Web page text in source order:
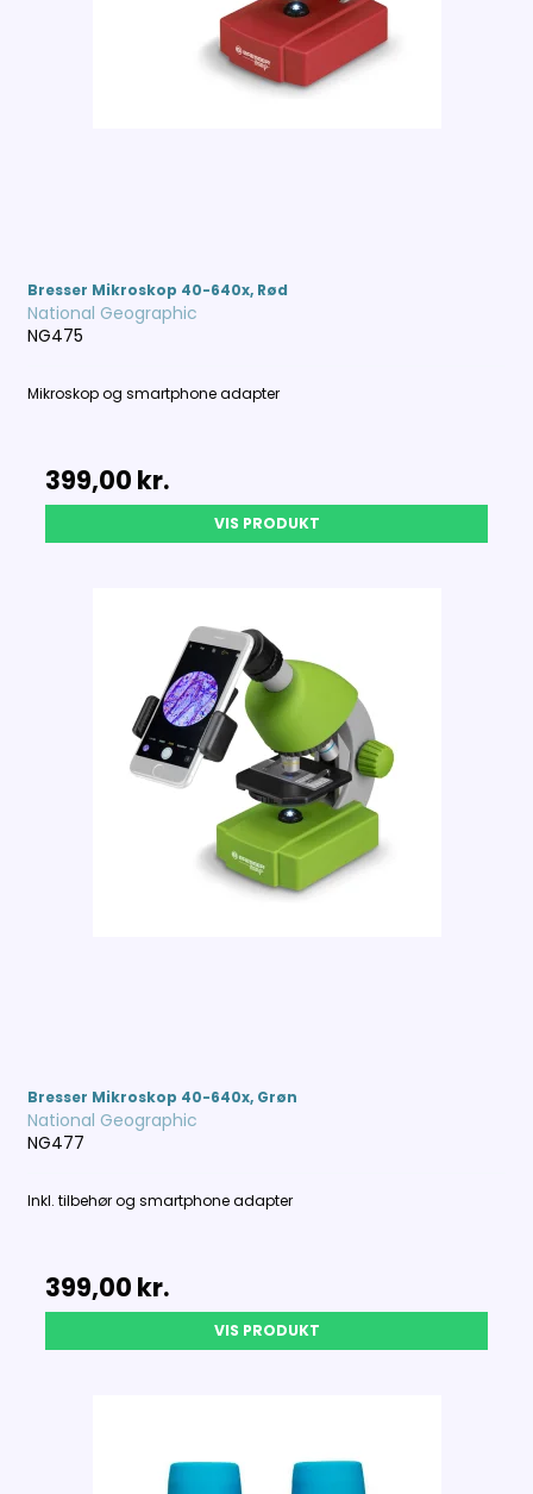
Bresser Mikroskop 40-640x, Rød
National Geographic
NG475
Mikroskop og smartphone adapter
399,00 kr.
VIS PRODUKT
Bresser Mikroskop 40-640x, Grøn
National Geographic
NG477
Inkl. tilbehør og smartphone adapter
399,00 kr.
VIS PRODUKT